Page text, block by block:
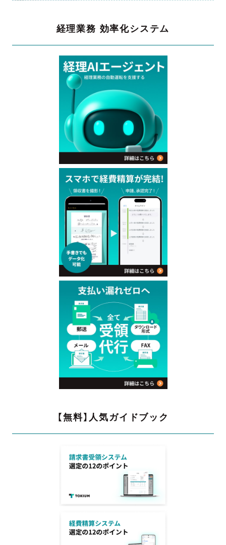
経理業務 効率化システム
【無料】人気ガイドブック